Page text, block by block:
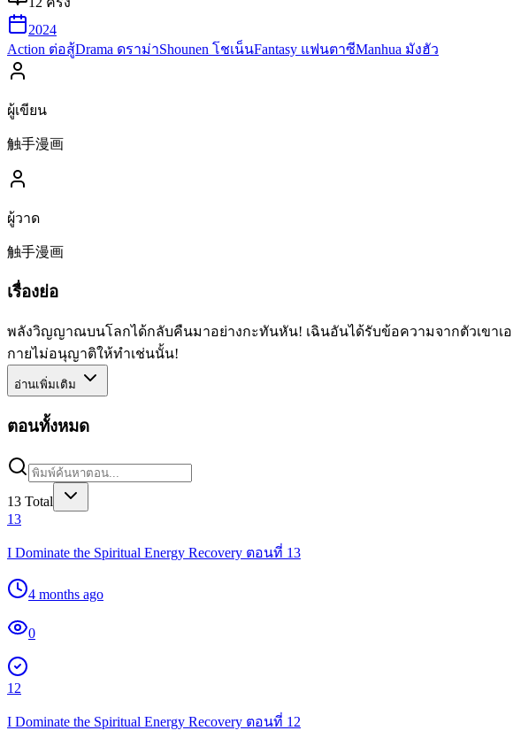
2024
Action ต่อสู้Drama ดราม่าShounen โชเน็นFantasy แฟนตาซีManhua มังฮัว
ผู้เขียน
触手漫画
ผู้วาด
触手漫画
เรื่องย่อ
พลังวิญญาณบนโลกได้กลับคืนมาอย่างกะทันหัน! เฉินอันได้รับข้อความจากตัวเขาเ
กายไม่อนุญาติให้ทำเช่นนั้น!
อ่านเพิ่มเติม
ตอนทั้งหมด
13 Total
13
I Dominate the Spiritual Energy Recovery ตอนที่ 13
4 months ago
0
12
I Dominate the Spiritual Energy Recovery ตอนที่ 12